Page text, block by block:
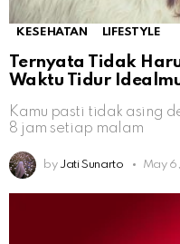
KESEHATAN LIFESTYLE
Ternyata Tidak
Waktu Tidur
Kamu pasti tidak asing
8 jam setiap malam
by Jati Sunarto May